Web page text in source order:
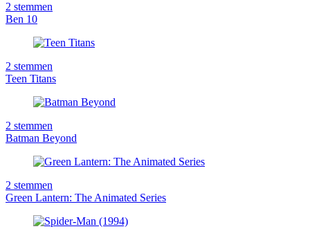
2 stemmen
Ben 10
2 stemmen
Teen Titans
2 stemmen
Batman Beyond
2 stemmen
Green Lantern: The Animated Series